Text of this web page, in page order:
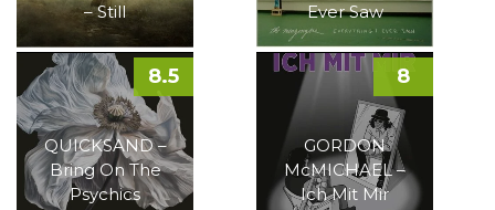
– Still
Ever Saw
QUICKSAND –
Bring On The
Psychics
8.5
GORDON
McMICHAEL –
Ich Mit Mir
8